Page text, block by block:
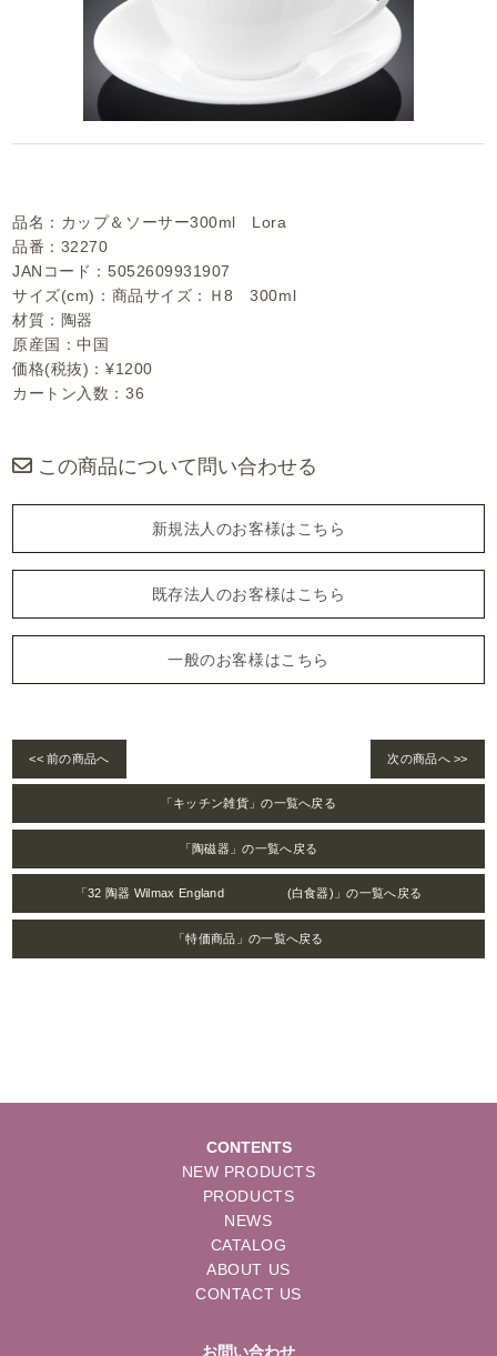
品名：カップ＆ソーサー300ml Lora
品番：32270
JANコード：5052609931907
サイズ(cm)：商品サイズ：Ｈ8 300ml
材質：陶器
原産国：中国
価格(税抜)：¥1200
カートン入数：36
この商品について問い合わせる
新規法人のお客様はこちら
既存法人のお客様はこちら
一般のお客様はこちら
<< 前の商品へ 次の商品へ >>
「キッチン雑貨」の一覧へ戻る
「陶磁器」の一覧へ戻る
「32 陶器 Wilmax England (白食器)」の一覧へ戻る
「特価商品」の一覧へ戻る
CONTENTS
NEW PRODUCTS
PRODUCTS
NEWS
CATALOG
ABOUT US
CONTACT US
お問い合わせ